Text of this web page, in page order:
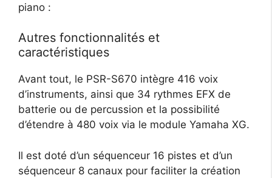
piano :
Autres fonctionnalités et
caractéristiques
Avant tout, le PSR-S670 intègre 416 voix
d’instruments, ainsi que 34 rythmes EFX de
batterie ou de percussion et la possibilité
d’étendre à 480 voix via le module Yamaha XG.
Il est doté d’un séquenceur 16 pistes et d’un
séquenceur 8 canaux pour faciliter la création